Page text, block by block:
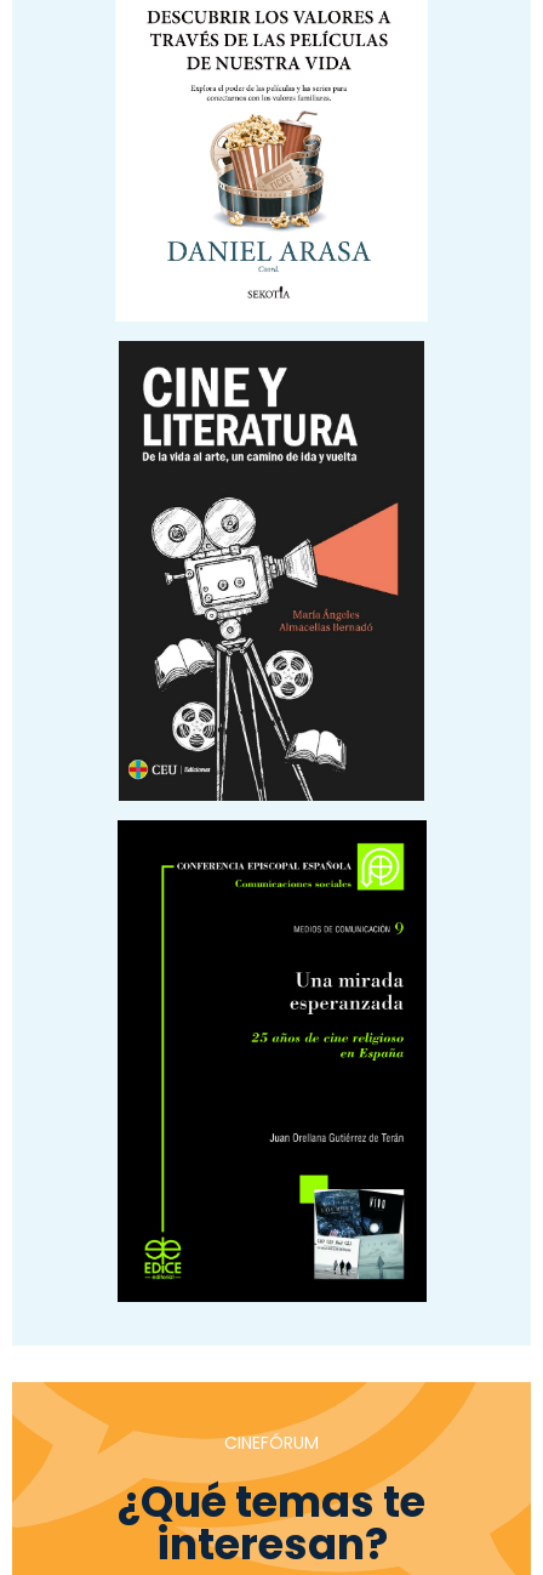
CINEFÓRUM
¿Qué temas te
interesan?